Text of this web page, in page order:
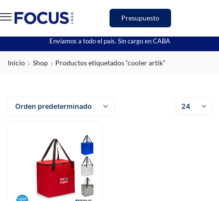
Presupuesto
Enviamos a todo el país. Sin cargo en CABA
Inicio Shop Productos etiquetados “cooler artik”